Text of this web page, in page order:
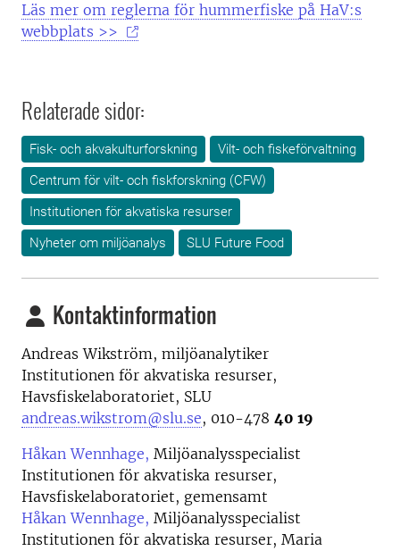
Läs mer om reglerna för hummerfiske på HaV:s
webbplats >>
Relaterade sidor:
Fisk- och akvakulturforskning
Vilt- och fiskeförvaltning
Centrum för vilt- och fiskforskning (CFW)
Institutionen för akvatiska resurser
Nyheter om miljöanalys
SLU Future Food
Kontaktinformation
Andreas Wikström, miljöanalytiker
Institutionen för akvatiska resurser,
Havsfiskelaboratoriet, SLU
andreas.wikstrom@slu.se, 010-478 40 19
Håkan Wennhage, Miljöanalysspecialist
Institutionen för akvatiska resurser,
Havsfiskelaboratoriet, gemensamt
Håkan Wennhage, Miljöanalysspecialist
Institutionen för akvatiska resurser, Maria